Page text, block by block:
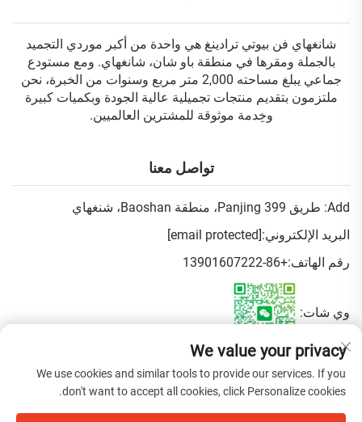
شانغهاي فن بيوتي ترادينغ هي واحدة من أكبر موردي التجميد
بالجملة ومقرها في منطقة باو شان، شانغهاي. ومع مستودع
جماعي يبلغ مساحته 2,000 متر مربع وسنوات من الخبرة، نحن
ملتزمون بتقديم منتجات تجميلية عالية الجودة وبكميات كبيرة
وخِدمة موثوقة للمشترين العالميين.
تواصل معنا
Add: طريق Panjing 399، منطقة Baoshan، شنغهاي
البريد الإلكتروني:[email protected]
رقم الهاتف:+86-13901607222
وي شات:
سياسة الخصوصية
We value your privacy
We use cookies and similar tools to provide our services. If you
don't want to accept all cookies, click Personalize cookies.